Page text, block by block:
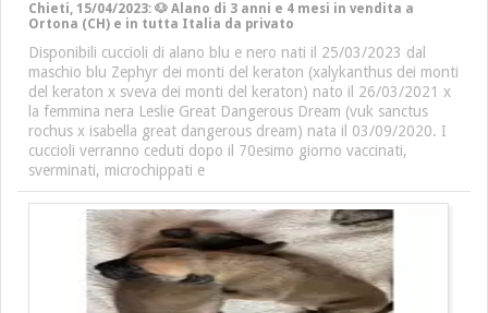
Chieti, 15/04/2023: 🐶 Alano di 3 anni e 4 mesi in vendita a
Ortona (CH) e in tutta Italia da privato
Disponibili cuccioli di alano blu e nero nati il 25/03/2023 dal
maschio blu Zephyr dei monti del keraton (xalykanthus dei monti
del keraton x sveva dei monti del keraton) nato il 26/03/2021 x
la femmina nera Leslie Great Dangerous Dream (vuk sanctus
rochus x isabella great dangerous dream) nata il 03/09/2020. I
cuccioli verranno ceduti dopo il 70esimo giorno vaccinati,
sverminati, microchippati e